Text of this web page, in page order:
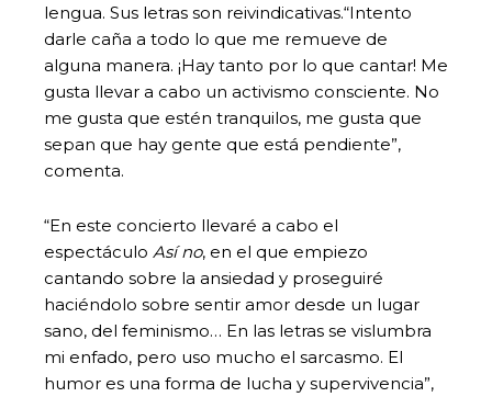
lengua. Sus letras son reivindicativas.“Intento
darle caña a todo lo que me remueve de
alguna manera. ¡Hay tanto por lo que cantar! Me
gusta llevar a cabo un activismo consciente. No
me gusta que estén tranquilos, me gusta que
sepan que hay gente que está pendiente”,
comenta.
“En este concierto llevaré a cabo el
espectáculo Así no, en el que empiezo
cantando sobre la ansiedad y proseguiré
haciéndolo sobre sentir amor desde un lugar
sano, del feminismo… En las letras se vislumbra
mi enfado, pero uso mucho el sarcasmo. El
humor es una forma de lucha y supervivencia”,